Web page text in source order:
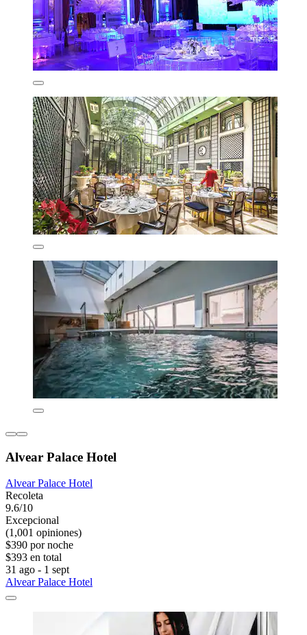
Alvear Palace Hotel
Alvear Palace Hotel
Recoleta
9.6/10
Excepcional
(1,001 opiniones)
$390 por noche
$393 en total
31 ago - 1 sept
Alvear Palace Hotel